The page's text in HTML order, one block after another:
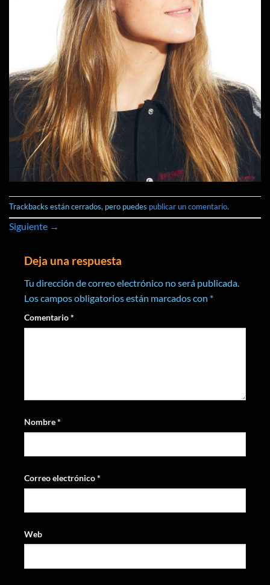
Trackbacks están cerrados, pero puedes publicar un comentario.
Siguiente →
Deja una respuesta
Tu dirección de correo electrónico no será publicada.
Los campos obligatorios están marcados con *
Comentario*
Nombre*
Correo electrónico*
Web